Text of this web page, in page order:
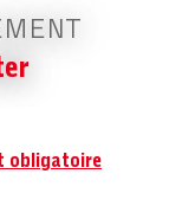
obligatoire